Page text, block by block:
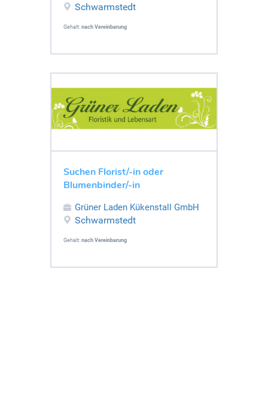
Schwarmstedt
Gehalt: nach Vereinbarung
Suchen Florist/-in oder
Blumenbinder/-in
Grüner Laden Kükenstall GmbH
Schwarmstedt
Gehalt: nach Vereinbarung